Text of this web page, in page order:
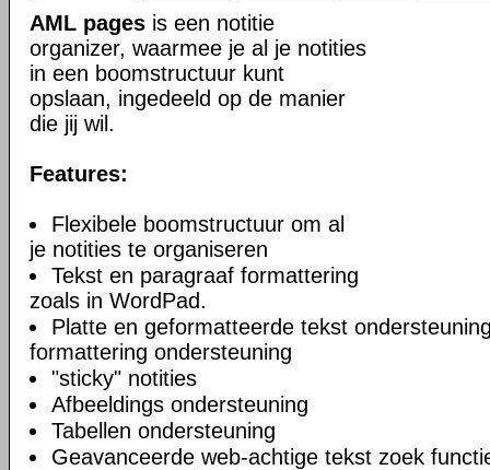
AML pages is een notitie
organizer, waarmee je al je notities
in een boomstructuur kunt
opslaan, ingedeeld op de manier
die jij wil.
Features:
Flexibele boomstructuur om al
je notities te organiseren
Tekst en paragraaf formattering
zoals in WordPad.
Platte en geformatteerde tekst
formattering ondersteuning
"sticky" notities
Afbeeldings ondersteuning
Tabellen ondersteuning
Geavanceerde web-achtige tekst zoek